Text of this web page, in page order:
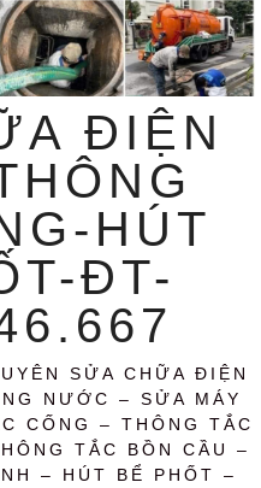
ĐIỆN
HÚT
ĐT-
SỬA CHỮA ĐIỆN
NƯỚC – SỬA MÁY
CỐNG – THÔNG TẮC
TẮC BỒN CẦU –
– HÚT BỂ PHỐT –